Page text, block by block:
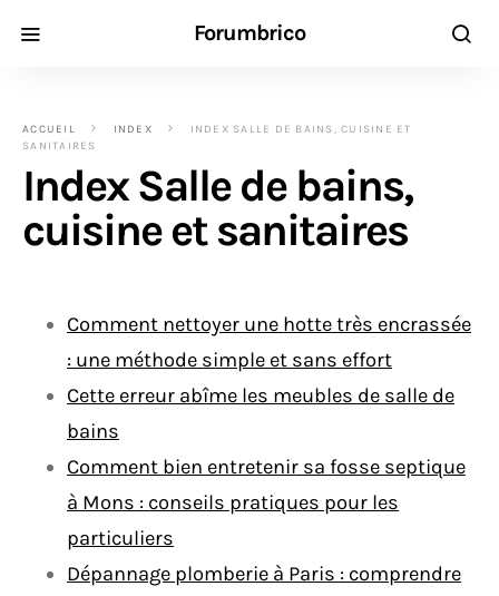
Forumbrico
ACCUEIL INDEX
INDEX SALLE DE BAINS, CUISINE ET
SANITAIRES
Index Salle de bains,
cuisine et sanitaires
Comment nettoyer une hotte très encrassée
: une méthode simple et sans effort
Cette erreur abîme les meubles de salle de
bains
Comment bien entretenir sa fosse septique
à Mons : conseils pratiques pour les
particuliers
Dépannage plomberie à Paris : comprendre